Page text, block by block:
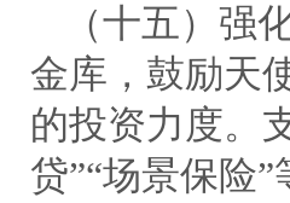
（十五）强
金库，鼓励天
的投资力度。
贷”“场景保险